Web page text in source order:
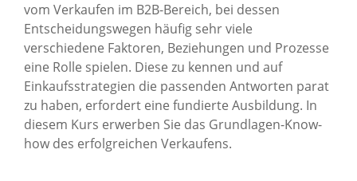
vom Verkaufen im B2B-Bereich, bei dessen
Entscheidungswegen häufig sehr viele
verschiedene Faktoren, Beziehungen und Prozesse
eine Rolle spielen. Diese zu kennen und auf
Einkaufsstrategien die passenden Antworten parat
zu haben, erfordert eine fundierte Ausbildung. In
diesem Kurs erwerben Sie das Grundlagen-Know-
how des erfolgreichen Verkaufens.